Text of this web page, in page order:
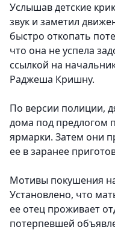
Услышав детские
звук и заметил
быстро откопать
что она не успела
ссылкой на
Раджеша Кришну.
По версии полиции,
дома под предлогом
ярмарки. Затем они
ее в заранее
Мотивы покушения
Установлено, что
ее отец проживает
потерпевшей